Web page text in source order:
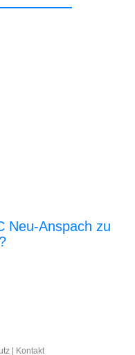
Neu-Anspach zu
Kon­takt